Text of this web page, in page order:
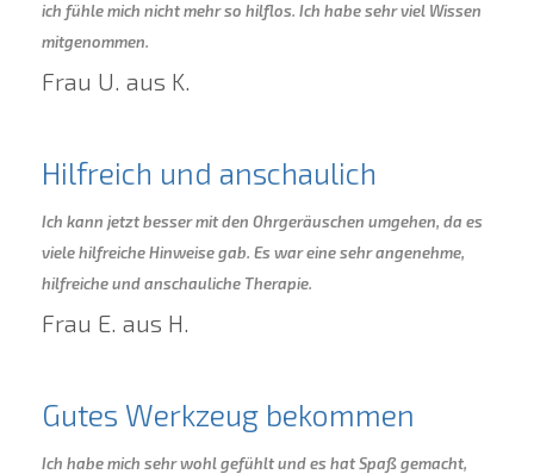
ich fühle mich nicht mehr so hilflos. Ich habe sehr viel Wissen
mitgenommen.
Frau U. aus K.
Hilfreich und anschaulich
Ich kann jetzt besser mit den Ohrgeräuschen umgehen, da es
viele hilfreiche Hinweise gab. Es war eine sehr angenehme,
hilfreiche und anschauliche Therapie.
Frau E. aus H.
Gutes Werkzeug bekommen
Ich habe mich sehr wohl gefühlt und es hat Spaß gemacht,